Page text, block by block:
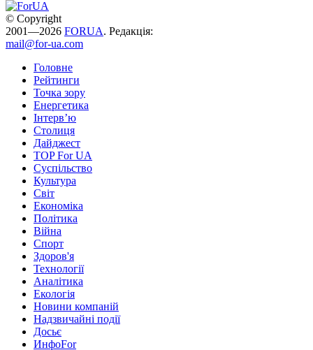
© Copyright
2001—2026 FORUA. Редакція:
mail@for-ua.com
Головне
Рейтинги
Точка зору
Енергетика
Інтерв’ю
Столиця
Дайджест
TOP For UA
Суспiльство
Культура
Світ
Економіка
Політика
Війна
Спорт
Здоров'я
Технології
Аналітика
Екологія
Новини компаній
Надзвичайні події
Досьє
ИнфоFor